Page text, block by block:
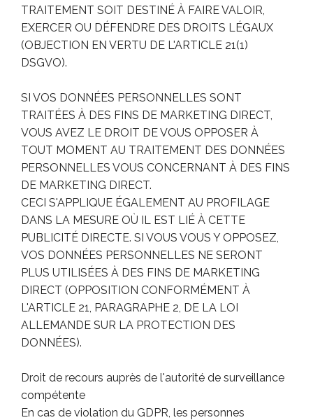
TRAITEMENT SOIT DESTINÉ À FAIRE VALOIR,
EXERCER OU DÉFENDRE DES DROITS LÉGAUX
(OBJECTION EN VERTU DE L'ARTICLE 21(1)
DSGVO).
SI VOS DONNÉES PERSONNELLES SONT
TRAITÉES À DES FINS DE MARKETING DIRECT,
VOUS AVEZ LE DROIT DE VOUS OPPOSER À
TOUT MOMENT AU TRAITEMENT DES DONNÉES
PERSONNELLES VOUS CONCERNANT À DES FINS
DE MARKETING DIRECT.
CECI S'APPLIQUE ÉGALEMENT AU PROFILAGE
DANS LA MESURE OÙ IL EST LIÉ À CETTE
PUBLICITÉ DIRECTE. SI VOUS VOUS Y OPPOSEZ,
VOS DONNÉES PERSONNELLES NE SERONT
PLUS UTILISÉES À DES FINS DE MARKETING
DIRECT (OPPOSITION CONFORMÉMENT À
L'ARTICLE 21, PARAGRAPHE 2, DE LA LOI
ALLEMANDE SUR LA PROTECTION DES
DONNÉES).
Droit de recours auprès de l'autorité de surveillance
compétente
En cas de violation du GDPR, les personnes